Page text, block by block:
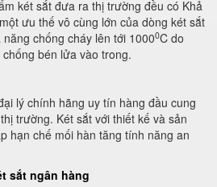
két sắt đưa ra thị trường đều có Khả
ưu thế vô cùng lớn của dòng két sắt
chống cháy lên tới 10000C do
bén lửa vào trong.
lý chính hãng uy tín hàng đầu cung
trường. Két sắt với thiết kế và sản
hạn chế mối hàn tăng tính năng an
sắt ngân hàng